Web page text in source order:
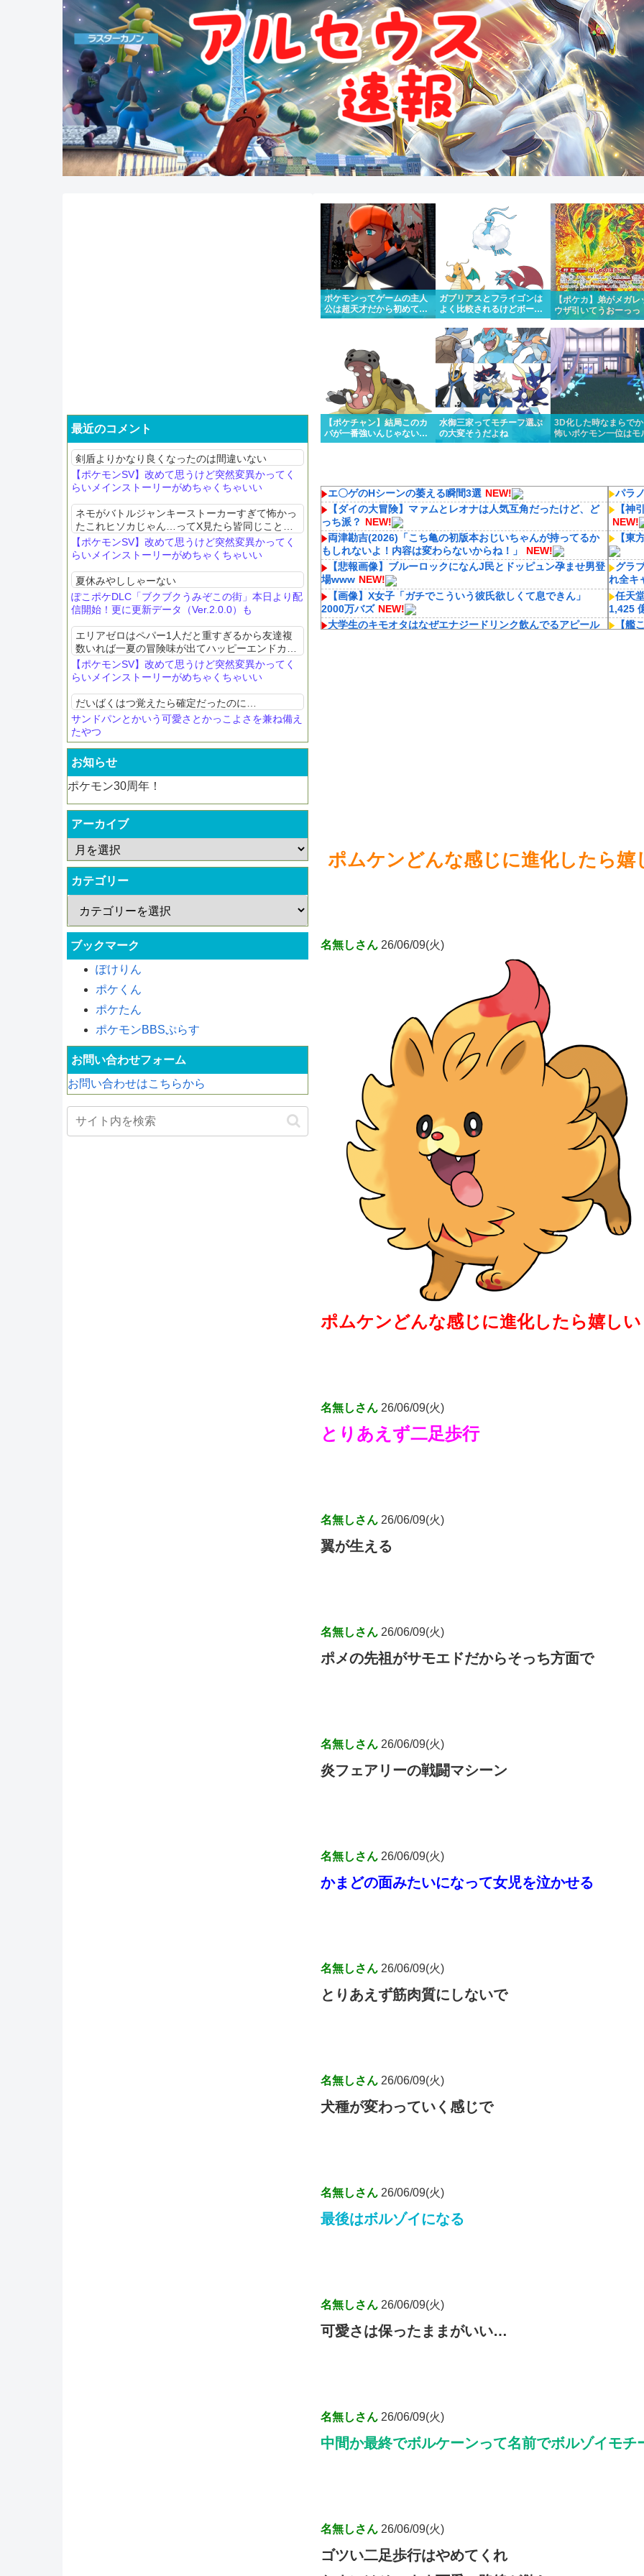
ポケモンってゲームの主人
公は超天才だから初めて出
場したポケモンリーグもさ
ガブリアスとフライゴンは
よく比較されるけどボーマ
ンダやカイリューとチルタ
リスってあんまり比較され
ないよね
【ポケカ】弟がメガレ
ウザ引いてうおーっっ
かっけー！！って一緒
ってるんだけど…
【ポケチャン】結局このカ
バが一番強いんじゃない
か？
水御三家ってモチーフ選ぶ
の大変そうだよね
3D化した時なまらで
怖いポケモン一位はモ
ォンに決定いたしまし
エ〇ゲのHシーンの萎える瞬間3選 NEW!
【ダイの大冒険】マァムとレオナは人気互角だったけど、ど
っち派？ NEW!
両津勘吉(2026)「こち亀の初版本おじいちゃんが持ってるか
もしれないよ！内容は変わらないからね！」
NEW!
【悲報画像】ブルーロックになんJ民とドッピュン孕ませ男登
場www NEW!
【画像】X女子「ガチでこういう彼氏欲しくて息できん」
2000万バズ NEW!
大学生のキモオタはなぜエナジードリンク飲んでるアピール
パラ
【神
NEW!
【東
グラ
れ全キ
任天
1,425
【艦
ポムケンどんな感じに進化したら嬉
名無しさん 26/06/09(火)
ポムケンどんな感じに進化したら嬉し
名無しさん 26/06/09(火)
とりあえず二足歩行
名無しさん 26/06/09(火)
翼が生える
名無しさん 26/06/09(火)
ポメの先祖がサモエドだからそっち方面で
名無しさん 26/06/09(火)
炎フェアリーの戦闘マシーン
名無しさん 26/06/09(火)
かまどの面みたいになって女児を泣かせる
名無しさん 26/06/09(火)
とりあえず筋肉質にしないで
名無しさん 26/06/09(火)
犬種が変わっていく感じで
名無しさん 26/06/09(火)
最後はボルゾイになる
名無しさん 26/06/09(火)
可愛さは保ったままがいい…
名無しさん 26/06/09(火)
中間か最終でボルケーンって名前でボルゾイモチ
名無しさん 26/06/09(火)
ゴツい二足歩行はやめてくれ
最近のコメント
剣盾よりかなり良くなったのは間違いない
【ポケモンSV】改めて思うけど突然変異かってく
らいメインストーリーがめちゃくちゃいい
ネモがバトルジャンキーストーカーすぎて怖かっ
たこれヒソカじゃん…ってX見たら皆同じこと思
ってたわ
【ポケモンSV】改めて思うけど突然変異かってく
らいメインストーリーがめちゃくちゃいい
夏休みやししゃーない
ぽこポケDLC「ブクブクうみぞこの街」本日より配
信開始！更に更新データ（Ver.2.0.0）も
エリアゼロはペパー1人だと重すぎるから友達複
数いれば一夏の冒険味が出てハッピーエンドカ
メ？スグリきゅんの締めに置いとくね
【ポケモンSV】改めて思うけど突然変異かってく
らいメインストーリーがめちゃくちゃいい
だいばくはつ覚えたら確定だったのに…
サンドパンとかいう可愛さとかっこよさを兼ね備え
たやつ
お知らせ
ポケモン30周年！
アーカイブ
カテゴリー
ブックマーク
ぽけりん
ポケくん
ポケたん
ポケモンBBSぷらす
お問い合わせフォーム
お問い合わせはこちらから